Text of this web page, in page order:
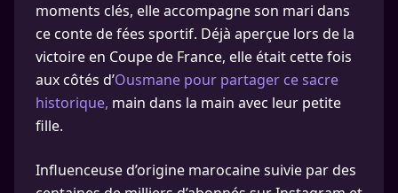
moments clés, elle accompagne son mari dans
ce conte de fées sportif. Déjà aperçue lors de la
victoire en Coupe de France, elle était cette fois
aux côtés d’Ousmane pour partager ce sacre
historique, main dans la main avec leur petite
fille.
Influenceuse d’origine marocaine suivie par des